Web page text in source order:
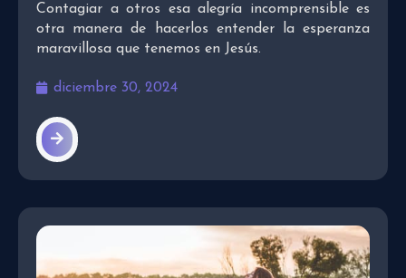
Contagiar a otros esa alegría incomprensible es
otra manera de hacerlos entender la esperanza
maravillosa que tenemos en Jesús.
diciembre 30, 2024